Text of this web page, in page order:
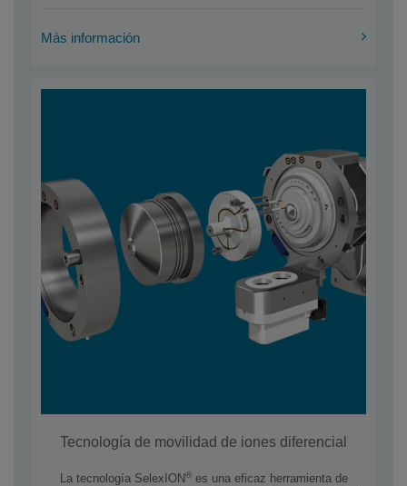
Más información
Tecnología de movilidad de iones diferencial
La tecnología SelexION®es una eficaz herramienta de